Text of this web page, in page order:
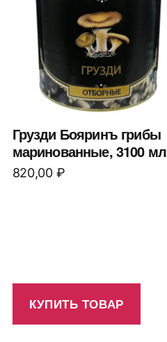
Грузди Бояринъ грибы
маринованные, 3100 мл
820,00 ₽
КУПИТЬ ТОВАР